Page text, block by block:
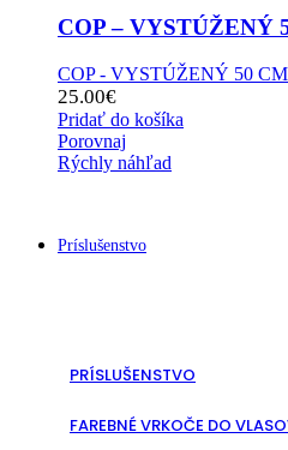
COP – VYSTÚŽENÝ
COP - VYSTÚŽENÝ 50
25.00€
Pridať do košíka
Porovnaj
Rýchly náhľad
Príslušenstvo
PRÍSLUŠENSTVO
FAREBNÉ VRKOČE DO